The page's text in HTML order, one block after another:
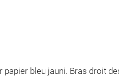
papier bleu jauni. Bras droit